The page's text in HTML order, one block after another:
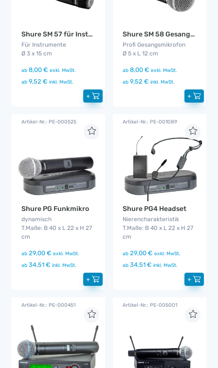
Shure SM 57 für Instrumentenabnahme
Für Instrumente
Ø 3 x 15 cm
ab 8,00 € exkl. MwSt.
ab 9,52 € inkl. MwSt.
+
Shure SM 58 Gesangsmikrofon
Profi Gesangsmikrofon
Ø 5 x L 12 cm
ab 8,00 € exkl. MwSt.
ab 9,52 € inkl. MwSt.
+
Artikel-Nr.: PE-000525
Shure PG Funkmikro
dynamisch
T.Maße: B 40 x L 22 x H 27
cm
ab 29,00 € exkl. MwSt.
ab 34,51 € inkl. MwSt.
+
Artikel-Nr.: PE-001089
Shure PG4 Headset
Nierencharakteristik
T.Maße: B 40 x L 22 x H 27
cm
ab 29,00 € exkl. MwSt.
ab 34,51 € inkl. MwSt.
+
Artikel-Nr.: PE-000451 Artikel-Nr.: PE-005001